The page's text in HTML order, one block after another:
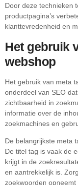
Door deze technieken
productpagina’s
klanttevredenheid en
Het gebruik
webshop
Het gebruik van meta
onderdeel van SEO
zichtbaarheid in
informatie over de
zoekmachines en
De belangrijkste meta
De titel tag is vaak de
krijgt in de
en aantrekkelijk is.
zoekwoorden